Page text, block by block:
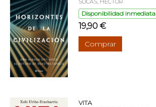
SOCAS, HÉCTOR
Disponibilidad inmediata
19,90 €
Comprar
VITA